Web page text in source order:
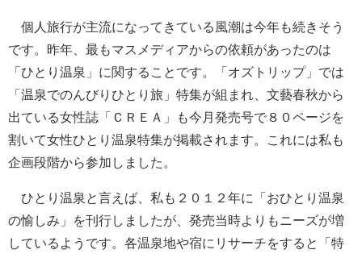
個人旅行が主流になってきている風潮は今年も続きそう
です。昨年、最もマスメディアからの依頼があったのは
「ひとり温泉」に関することです。「オズトリップ」では
「温泉でのんびりひとり旅」特集が組まれ、文藝春秋から
出ている女性誌「ＣＲＥＡ」も今月発売号で８０ページを
割いて女性ひとり温泉特集が掲載されます。これには私も
企画段階から参加しました。
ひとり温泉と言えば、私も２０１２年に「おひとり温泉
の愉しみ」を刊行しましたが、発売当時よりもニーズが増
しているようです。各温泉地や宿にリサーチをすると「特